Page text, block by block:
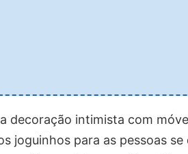
decoração intimista com
joguinhos para as pessoas